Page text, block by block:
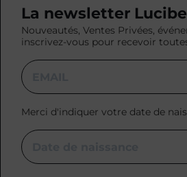
La newsletter
Nouveautés, Ventes Privées,
inscrivez-vous pour recevoir
Merci d'indiquer votre date de